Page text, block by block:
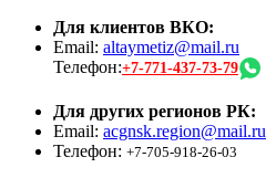
Для клиентов ВКО:
Email: altaymetiz@mail.ru
Телефон:+7-771-437-73-79
Для других регионов РК:
Email: acgnsk.region@mail.ru
Телефон: +7-705-918-26-03